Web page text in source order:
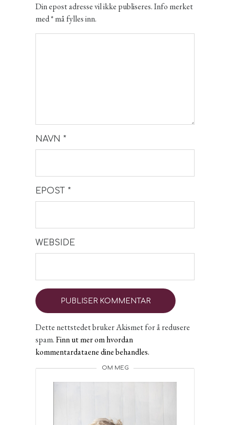
Din epost adresse vil ikke publiseres. Info merket
med * må fylles inn.
NAVN *
EPOST *
WEBSIDE
Dette nettstedet bruker Akismet for å redusere
spam.Finn ut mer om hvordan
kommentardataene dine behandles.
OM MEG